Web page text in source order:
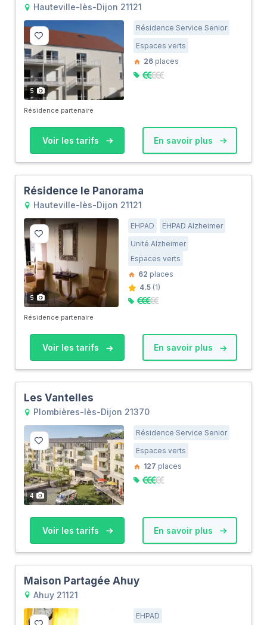
Hauteville-lès-Dijon 21121
5
Résidence Service Senior
Espaces verts
26 places
Résidence partenaire
Voir les tarifs En savoir plus
Résidence le Panorama
Hauteville-lès-Dijon 21121
5
EHPAD
EHPAD Alzheimer
Unité Alzheimer
Espaces verts
62 places
4.5 (1)
Résidence partenaire
Voir les tarifs En savoir plus
Les Vantelles
Plombières-lès-Dijon 21370
4
Résidence Service Senior
Espaces verts
127 places
Voir les tarifs En savoir plus
Maison Partagée Ahuy
Ahuy 21121
EHPAD